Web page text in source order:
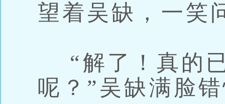
望着吴缺，一笑
“解了！真的
呢？”吴缺满脸